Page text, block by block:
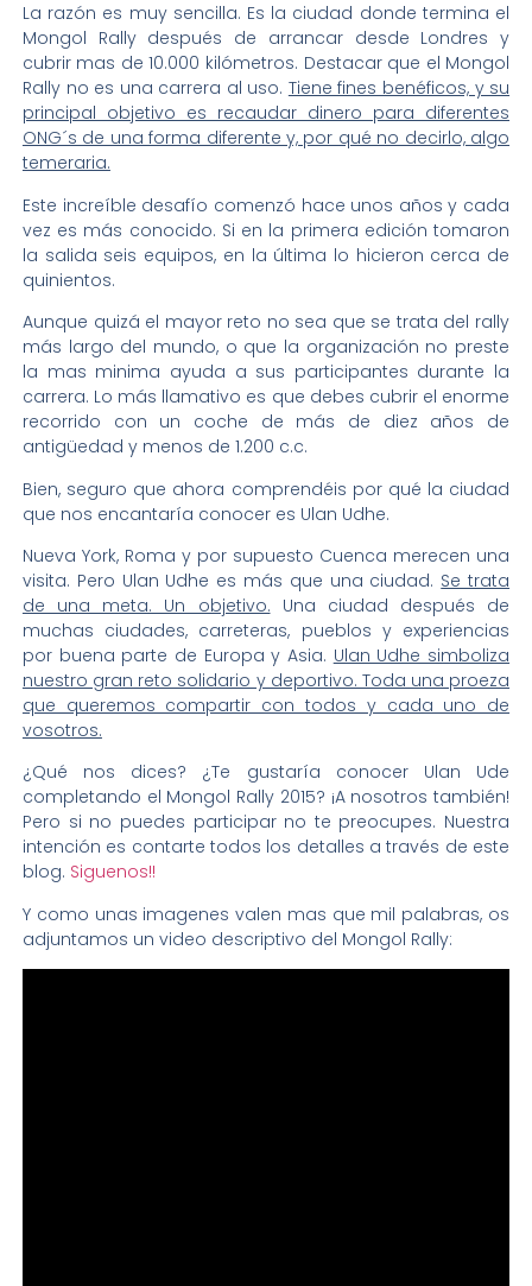
La razón es muy sencilla. Es la ciudad donde termina el
Mongol Rally después de arrancar desde Londres y
cubrir mas de 10.000 kilómetros. Destacar que el Mongol
Rally no es una carrera al uso. Tiene fines benéficos, y su
principal objetivo es recaudar dinero para diferentes
ONG´s de una forma diferente y, por qué no decirlo, algo
temeraria.
Este increíble desafío comenzó hace unos años y cada
vez es más conocido. Si en la primera edición tomaron
la salida seis equipos, en la última lo hicieron cerca de
quinientos.
Aunque quizá el mayor reto no sea que se trata del rally
más largo del mundo, o que la organización no preste
la mas minima ayuda a sus participantes durante la
carrera. Lo más llamativo es que debes cubrir el enorme
recorrido con un coche de más de diez años de
antigüedad y menos de 1.200 c.c.
Bien, seguro que ahora comprendéis por qué la ciudad
que nos encantaría conocer es Ulan Udhe.
Nueva York, Roma y por supuesto Cuenca merecen una
visita. Pero Ulan Udhe es más que una ciudad. Se trata
de una meta. Un objetivo. Una ciudad después de
muchas ciudades, carreteras, pueblos y experiencias
por buena parte de Europa y Asia. Ulan Udhe simboliza
nuestro gran reto solidario y deportivo. Toda una proeza
que queremos compartir con todos y cada uno de
vosotros.
¿Qué nos dices? ¿Te gustaría conocer Ulan Ude
completando el Mongol Rally 2015? ¡A nosotros también!
Pero si no puedes participar no te preocupes. Nuestra
intención es contarte todos los detalles a través de este
blog. Siguenos!!
Y como unas imagenes valen mas que mil palabras, os
adjuntamos un video descriptivo del Mongol Rally: